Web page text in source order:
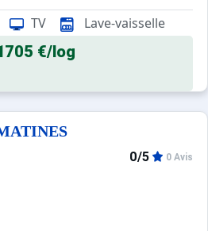
- 84 route de la Piscine - A
:Confortable et agréable, ce
TV Lave-vaisselle
€/log
0/5 0 Avis